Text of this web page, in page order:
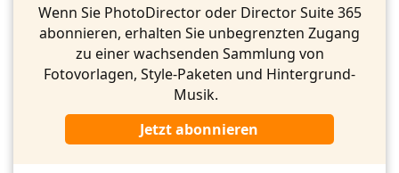
Wenn Sie PhotoDirector oder Director Suite 365
abonnieren, erhalten Sie unbegrenzten Zugang
zu einer wachsenden Sammlung von
Fotovorlagen, Style-Paketen und Hintergrund-
Musik.
Jetzt abonnieren